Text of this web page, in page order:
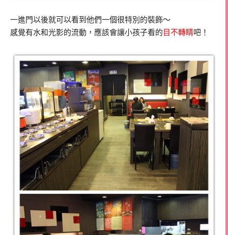
一進門以後就可以看到他們一個很特別的裝飾～
感覺有水和光影的流動，應該會讓小孩子看的 目不轉睛吧！